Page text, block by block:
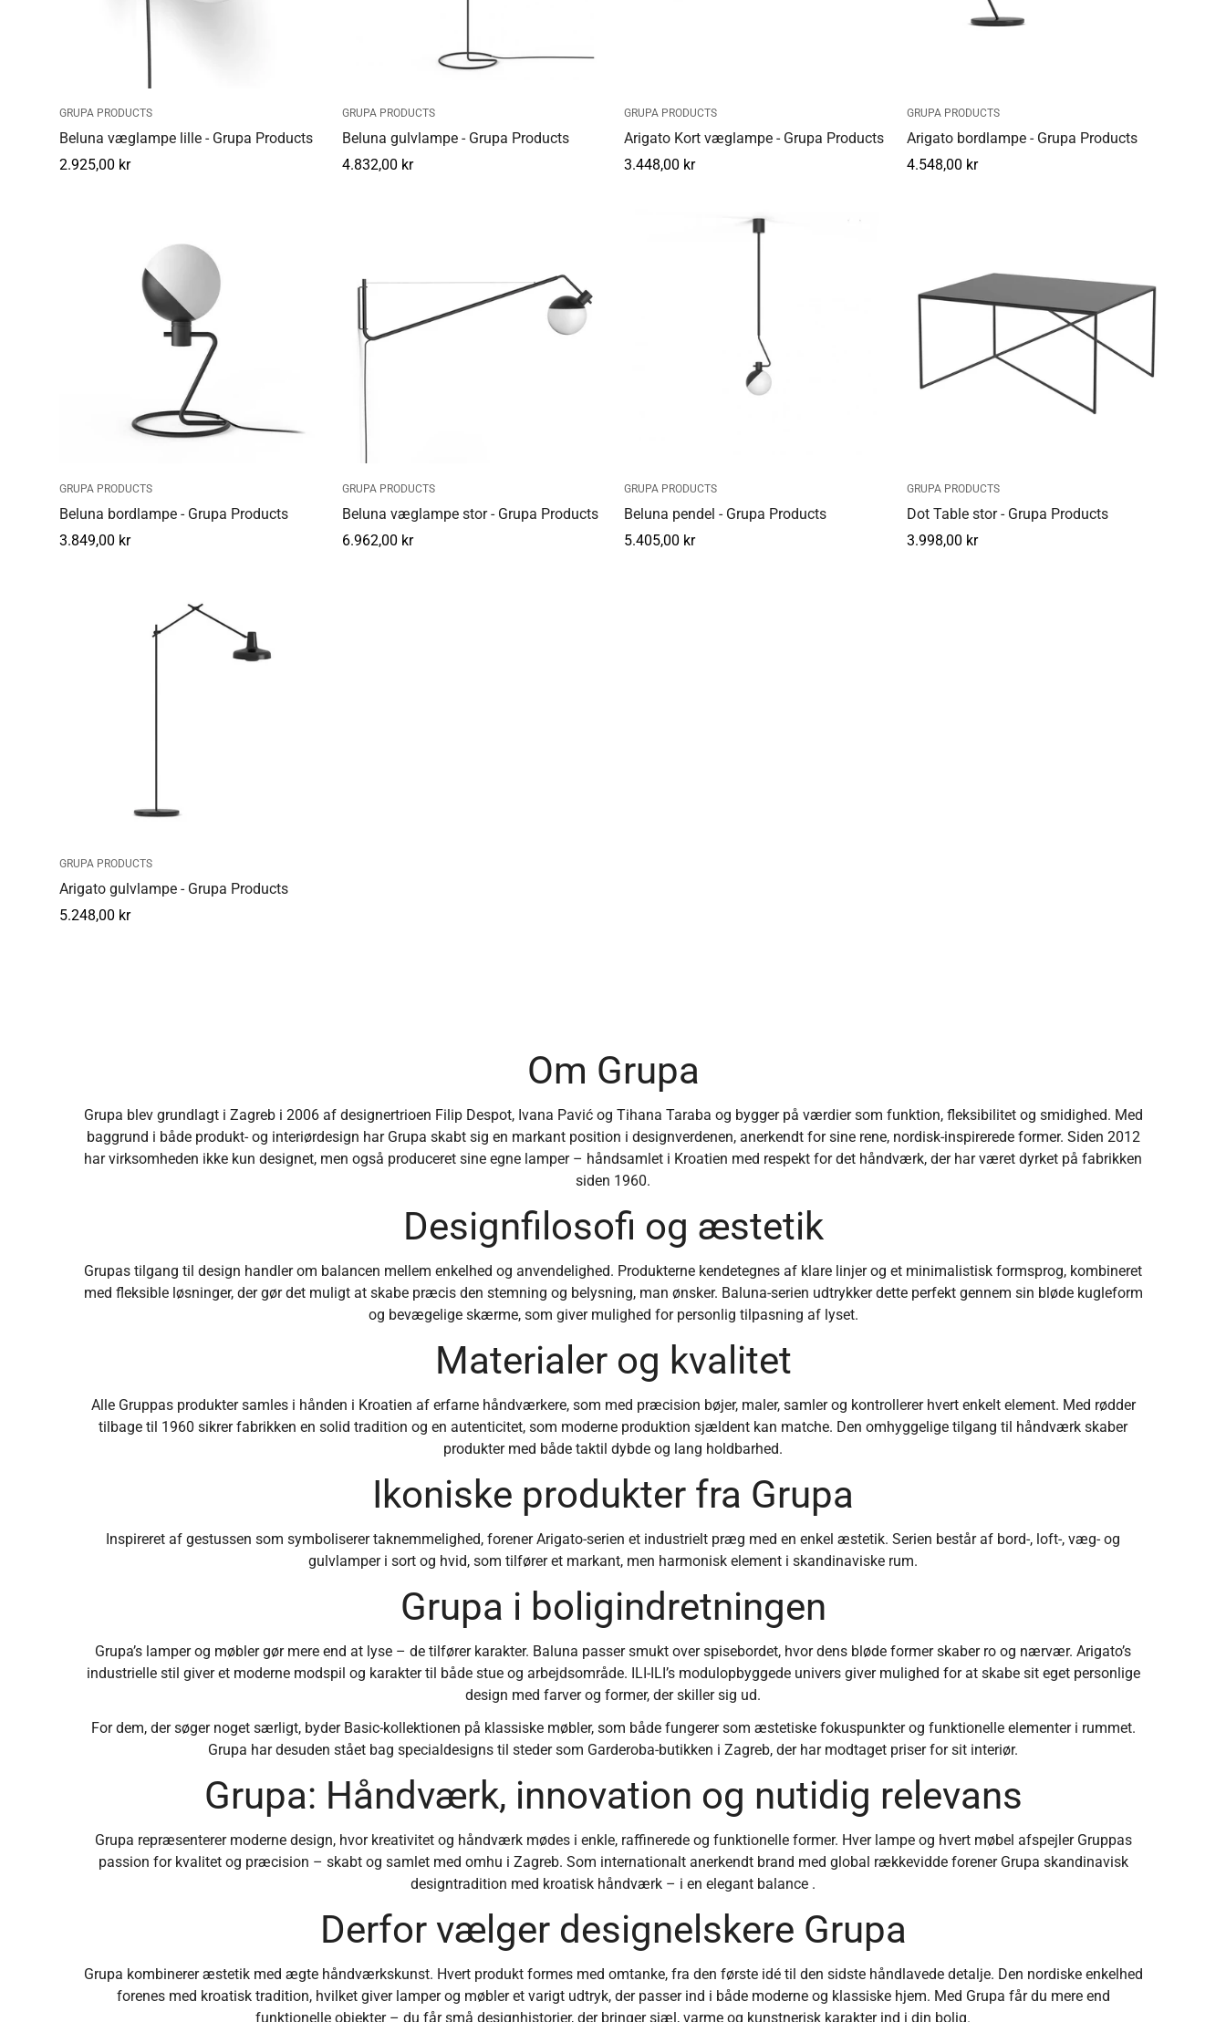
GRUPA PRODUCTS
Beluna væglampe lille - Grupa Products
Normal
2.925,00 kr
GRUPA PRODUCTS
Beluna gulvlampe - Grupa Products
Normal
4.832,00 kr
GRUPA PRODUCTS
Arigato Kort væglampe - Grupa Products
Normal
3.448,00 kr
GRUPA PRODUCTS
Arigato bordlampe - Grupa Products
Normal
4.548,00 kr
GRUPA PRODUCTS
Beluna bordlampe - Grupa Products
Normal
3.849,00 kr
GRUPA PRODUCTS
Beluna væglampe stor - Grupa Products
Normal
6.962,00 kr
GRUPA PRODUCTS
Beluna pendel - Grupa Products
Normal
5.405,00 kr
GRUPA PRODUCTS
Dot Table stor - Grupa Products
Normal
3.998,00 kr
GRUPA PRODUCTS
Arigato gulvlampe - Grupa Products
Normal
5.248,00 kr
Om Grupa
Grupa blev grundlagt i Zagreb i 2006 af designertrioen Filip Despot, Ivana Pavić og Tihana Taraba og bygger på værdier som funktion, fleksibilitet og smidighed. Med
baggrund i både produkt- og interiørdesign har Grupa skabt sig en markant position i designverdenen, anerkendt for sine rene, nordisk-inspirerede former. Siden 2012
har virksomheden ikke kun designet, men også produceret sine egne lamper – håndsamlet i Kroatien med respekt for det håndværk, der har været dyrket på fabrikken
siden 1960.
Designfilosofi og æstetik
Grupas tilgang til design handler om balancen mellem enkelhed og anvendelighed. Produkterne kendetegnes af klare linjer og et minimalistisk formsprog, kombineret
med fleksible løsninger, der gør det muligt at skabe præcis den stemning og belysning, man ønsker. Baluna-serien udtrykker dette perfekt gennem sin bløde kugleform
og bevægelige skærme, som giver mulighed for personlig tilpasning af lyset.
Materialer og kvalitet
Alle Gruppas produkter samles i hånden i Kroatien af erfarne håndværkere, som med præcision bøjer, maler, samler og kontrollerer hvert enkelt element. Med rødder
tilbage til 1960 sikrer fabrikken en solid tradition og en autenticitet, som moderne produktion sjældent kan matche. Den omhyggelige tilgang til håndværk skaber
produkter med både taktil dybde og lang holdbarhed.
Ikoniske produkter fra Grupa
Inspireret af gestussen som symboliserer taknemmelighed, forener Arigato-serien et industrielt præg med en enkel æstetik. Serien består af bord-, loft-, væg- og
gulvlamper i sort og hvid, som tilfører et markant, men harmonisk element i skandinaviske rum.
Grupa i boligindretningen
Grupa’s lamper og møbler gør mere end at lyse – de tilfører karakter. Baluna passer smukt over spisebordet, hvor dens bløde former skaber ro og nærvær. Arigato’s
industrielle stil giver et moderne modspil og karakter til både stue og arbejdsområde. ILI-ILI’s modulopbyggede univers giver mulighed for at skabe sit eget personlige
design med farver og former, der skiller sig ud.
For dem, der søger noget særligt, byder Basic-kollektionen på klassiske møbler, som både fungerer som æstetiske fokuspunkter og funktionelle elementer i rummet.
Grupa har desuden stået bag specialdesigns til steder som Garderoba-butikken i Zagreb, der har modtaget priser for sit interiør.
Grupa: Håndværk, innovation og nutidig relevans
Grupa repræsenterer moderne design, hvor kreativitet og håndværk mødes i enkle, raffinerede og funktionelle former. Hver lampe og hvert møbel afspejler Gruppas
passion for kvalitet og præcision – skabt og samlet med omhu i Zagreb. Som internationalt anerkendt brand med global rækkevidde forener Grupa skandinavisk
designtradition med kroatisk håndværk – i en elegant balance .
Derfor vælger designelskere Grupa
Grupa kombinerer æstetik med ægte håndværkskunst. Hvert produkt formes med omtanke, fra den første idé til den sidste håndlavede detalje. Den nordiske enkelhed
forenes med kroatisk tradition, hvilket giver lamper og møbler et varigt udtryk, der passer ind i både moderne og klassiske hjem. Med Grupa får du mere end
funktionelle objekter – du får små designhistorier, der bringer sjæl, varme og kunstnerisk karakter ind i din bolig.